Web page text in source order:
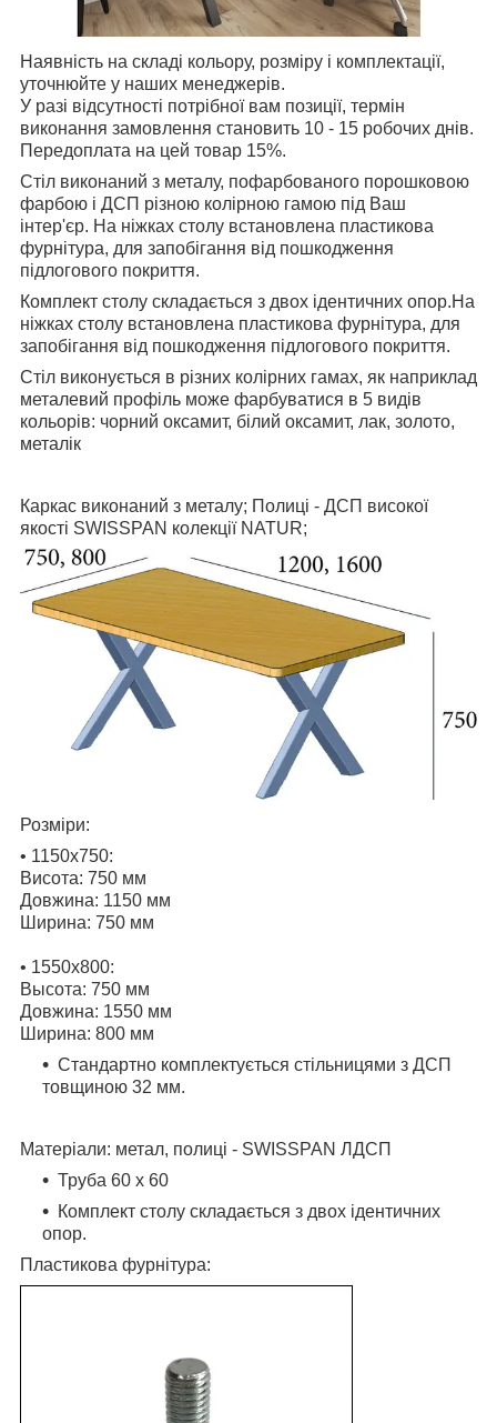
Наявність на складі кольору, розміру і комплектації,
уточнюйте у наших менеджерів.
У разі відсутності потрібної вам позиції, термін
виконання замовлення становить 10 - 15 робочих днів.
Передоплата на цей товар 15%.
Стіл виконаний з металу, пофарбованого порошковою
фарбою і ДСП різною колірною гамою під Ваш
інтер'єр. На ніжках столу встановлена пластикова
фурнітура, для запобігання від пошкодження
підлогового покриття.
Комплект столу складається з двох ідентичних опор.На
ніжках столу встановлена пластикова фурнітура, для
запобігання від пошкодження підлогового покриття.
Стіл виконується в різних колірних гамах, як наприклад
металевий профіль може фарбуватися в 5 видів
кольорів: чорний оксамит, білий оксамит, лак, золото,
металік
Каркас виконаний з металу; Полиці - ДСП високої
якості SWISSPAN колекції NATUR;
Розмiри:
• 1150х750:
Висота: 750 мм
Довжина: 1150 мм
Ширина: 750 мм
• 1550х800:
Высота: 750 мм
Довжина: 1550 мм
Ширина: 800 мм
Стандартно комплектується стільницями з ДСП
товщиною 32 мм.
Матеріали: метал, полиці - SWISSPAN ЛДСП
Труба 60 х 60
Комплект столу складається з двох ідентичних
опор.
Пластикова фурнітура: